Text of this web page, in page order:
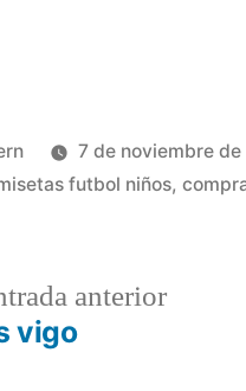
7 de noviembre
futbol niños,
anteriorEntrada
vigo